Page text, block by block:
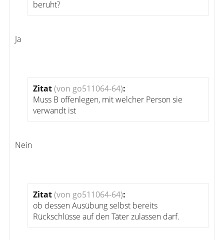
beruht?
Ja
Zitat(von go511064-64):
Muss B offenlegen, mit welcher Person sie
verwandt ist
Nein
Zitat(von go511064-64):
ob dessen Ausübung selbst bereits
Rückschlüsse auf den Täter zulassen darf.